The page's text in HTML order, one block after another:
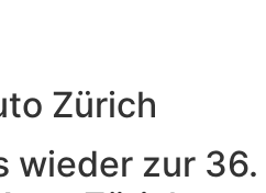
Zürich
wieder zur 36.